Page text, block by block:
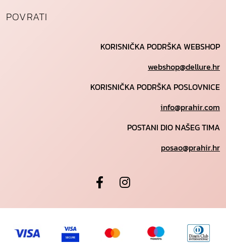
POVRATI
KORISNIČKA PODRŠKA WEBSHOP
webshop@dellure.hr
KORISNIČKA PODRŠKA POSLOVNICE
info@prahir.com
POSTANI DIO NAŠEG TIMA
posao@prahir.hr